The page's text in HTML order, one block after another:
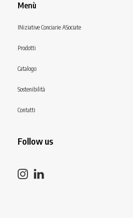
Menù
INiziative Conciarie ASociate
Prodotti
Catalogo
Sostenibilità
Contatti
Follow us